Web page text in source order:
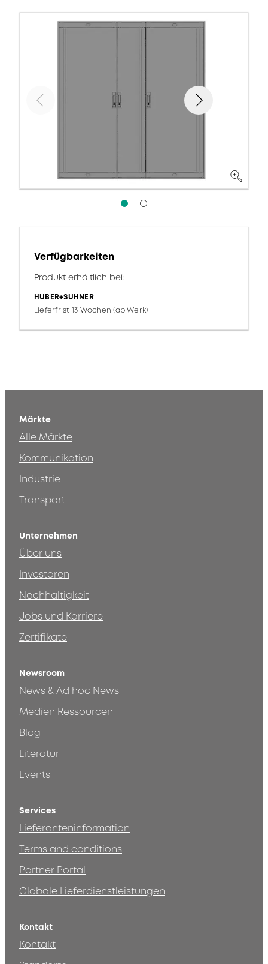
Verfügbarkeiten
Produkt erhältlich bei:
HUBER+SUHNER
Lieferfrist 13 Wochen (ab Werk)
Märkte
Alle Märkte
Kommunikation
Industrie
Transport
Unternehmen
Über uns
Investoren
Nachhaltigkeit
Jobs und Karriere
Zertifikate
Newsroom
News & Ad hoc News
Medien Ressourcen
Blog
Literatur
Events
Services
Lieferanteninformation
Terms and conditions
Partner Portal
Globale Lieferdienstleistungen
Kontakt
Kontakt